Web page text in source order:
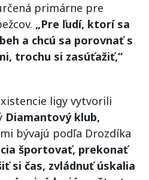
primárne pre
„Pre ľudí, ktorí sa
a chcú sa porovnať s
trochu si zasúťažiť,“
ligy vytvorili
Diamantový klub,
bývajú podľa Drozdíka
športovať, prekonať
si čas, zvládnuť úskalia